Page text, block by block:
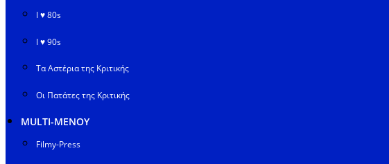
I ♥ 80s
I ♥ 90s
Τα Αστέρια της Κριτικής
Οι Πατάτες της Κριτικής
MULTI-ΜΕΝΟΥ
Filmy-Press